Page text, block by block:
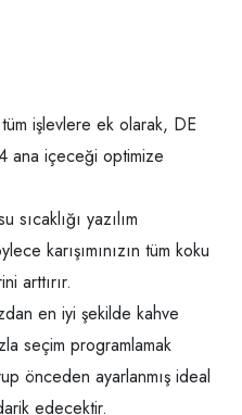
işlevlere ek olarak, DE
ana içeceği optimize
yazılım
karışımınızın tüm koku
arttırır.
en iyi şekilde kahve
seçim programlamak
önceden ayarlanmış ideal
edecektir.